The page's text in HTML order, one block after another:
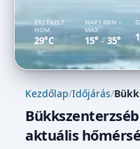
ÉRZÉKELT
HŐM.
29°C
NAPI MIN –
MAX
15° –35°
Kezdőlap/Időjárás/
aktuális